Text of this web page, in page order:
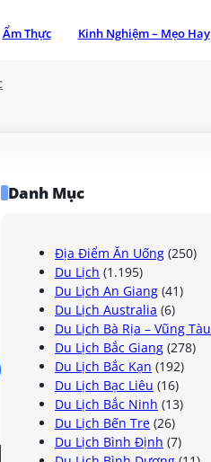
Ẩm Thực Kinh Nghiệm – Mẹo Hay
Danh Mục
Địa Điểm Ăn Uống (250)
Du Lịch (1.195)
Du Lịch An Giang (41)
Du Lịch Australia (6)
Du Lịch Bà Rịa – Vũng Tàu
Du Lịch Bắc Giang (278)
Du Lịch Bắc Kạn (192)
Du Lịch Bạc Liêu (16)
Du Lịch Bắc Ninh (13)
Du Lịch Bến Tre (26)
Du Lịch Bình Định (7)